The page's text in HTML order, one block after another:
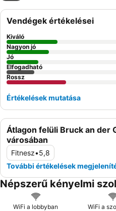
Átlagon felüli Bruck an der
városában
Fitnesz•5,8
További értékelések
Vendégek értékelései
Kiváló
Nagyon jó
Jó
Elfogadható
Rossz
Értékelések mutatása
Népszerű kényelmi
WiFi a lobbyban WiFi a